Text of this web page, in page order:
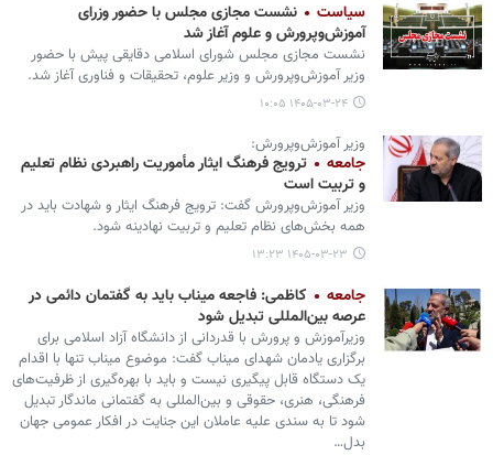
سیاست
نشست مجازی مجلس با حضور وزرای
آموزش‌وپرورش و علوم آغاز شد
نشست مجازی مجلس شورای اسلامی دقایقی پیش با حضور
وزیر آموزش‌وپرورش و وزیر علوم، تحقیقات و فناوری آغاز شد.
۱۴۰۵-۰۳-۲۴ ۱۰:۰۵
وزیر آموزش‌وپرورش:
جامعه
ترویج فرهنگ ایثار مأموریت راهبردی نظام تعلیم
و تربیت است
وزیر آموزش‌وپرورش گفت: ترویج فرهنگ ایثار و شهادت باید در
همه بخش‌های نظام تعلیم و تربیت نهادینه شود.
۱۴۰۵-۰۳-۲۳ ۱۳:۲۳
جامعه
کاظمی: فاجعه میناب باید به گفتمان دائمی در
عرصه بین‌المللی تبدیل شود
وزیرآموزش و پرورش با قدردانی از دانشگاه آزاد اسلامی برای
برگزاری یادمان شهدای میناب گفت: موضوع میناب تنها با اقدام
یک دستگاه قابل پیگیری نیست و باید با بهره‌گیری از ظرفیت‌های
فرهنگی، هنری، حقوقی و بین‌المللی به گفتمانی ماندگار تبدیل
شود تا به سندی علیه عاملان این جنایت در افکار عمومی جهان
بدل…